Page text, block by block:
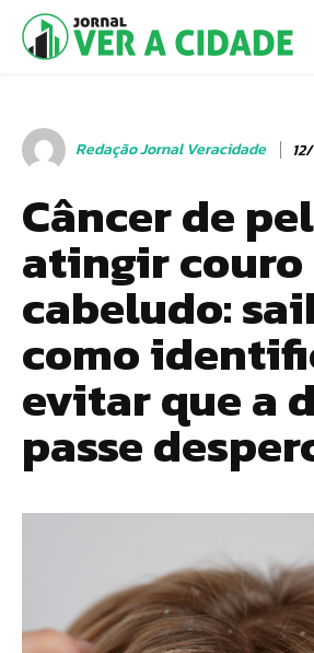
Redação Jornal Veracidade
Câncer de
atingir couro
cabeludo:
como
evitar que a
passe